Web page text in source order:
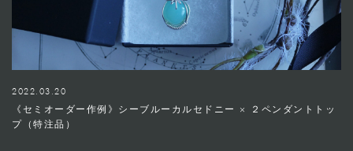
2022.03.20
《セミオーダー作例》シーブルーカルセドニー × ２ペンダントトッ
プ（特注品）